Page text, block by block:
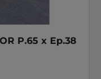
P.65 x Ep.38